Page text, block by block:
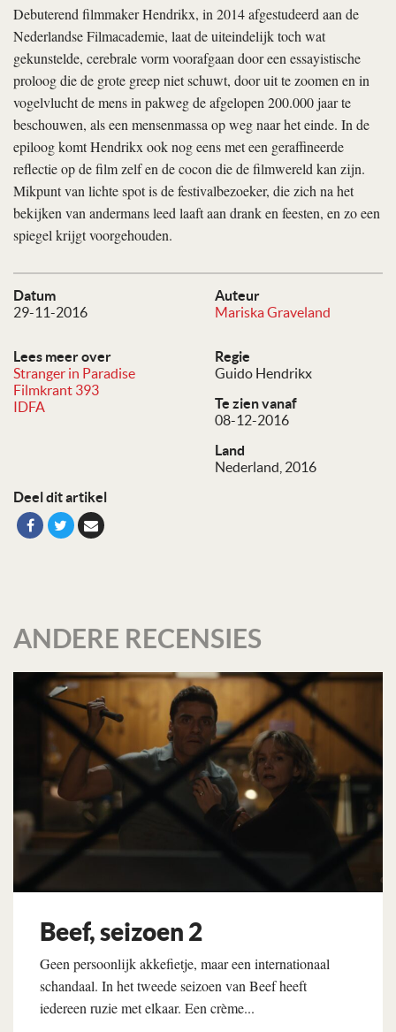
Datum
29-11-2016
Auteur
Mariska Graveland
Lees meer over
Stranger in Paradise
Filmkrant 393
IDFA
Regie
Guido Hendrikx
Te zien vanaf
08-12-2016
Land
Nederland, 2016
Deel dit artikel
Debuterend filmmaker Hendrikx, in 2014 afgestudeerd aan de
Nederlandse Filmacademie, laat de uiteindelijk toch wat
gekunstelde, cerebrale vorm voorafgaan door een essayistische
proloog die de grote greep niet schuwt, door uit te zoomen en in
vogelvlucht de mens in pakweg de afgelopen 200.000 jaar te
beschouwen, als een mensenmassa op weg naar het einde. In de
epiloog komt Hendrikx ook nog eens met een geraffineerde
reflectie op de film zelf en de cocon die de filmwereld kan zijn.
Mikpunt van lichte spot is de festivalbezoeker, die zich na het
bekijken van andermans leed laaft aan drank en feesten, en zo een
spiegel krijgt voorgehouden.
ANDERE RECENSIES
Beef, seizoen 2
Geen persoonlijk akkefietje, maar een internationaal
schandaal. In het tweede seizoen van Beef heeft
iedereen ruzie met elkaar. Een crème...